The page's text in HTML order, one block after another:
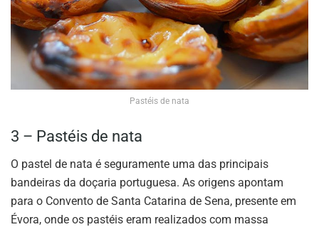
Pastéis de nata
3 – Pastéis de nata
O pastel de nata é seguramente uma das principais
bandeiras da doçaria portuguesa. As origens apontam
para o Convento de Santa Catarina de Sena, presente em
Évora, onde os pastéis eram realizados com massa